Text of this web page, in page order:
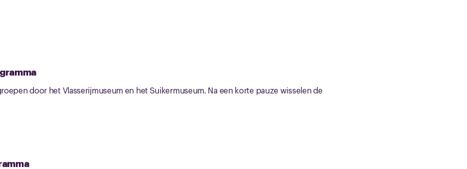
door het Vlasserijmuseum en het Suikermuseum. Na een korte pauze wisselen de